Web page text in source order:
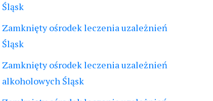
Śląsk
Zamknięty ośrodek leczenia uzależnień
Śląsk
Zamknięty ośrodek leczenia uzależnień
alkoholowych Śląsk